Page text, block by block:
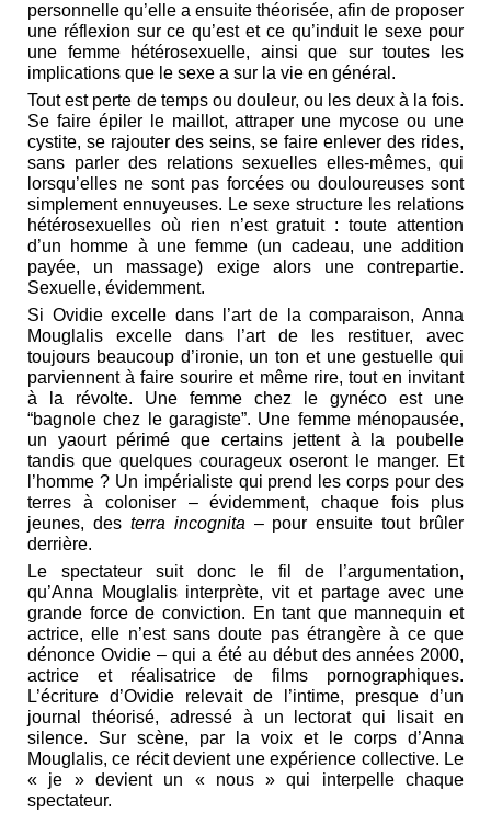
personnelle qu’elle a ensuite théorisée, afin de proposer
une réflexion sur ce qu’est et ce qu’induit le sexe pour
une femme hétérosexuelle, ainsi que sur toutes les
implications que le sexe a sur la vie en général.
Tout est perte de temps ou douleur, ou les deux à la fois.
Se faire épiler le maillot, attraper une mycose ou une
cystite, se rajouter des seins, se faire enlever des rides,
sans parler des relations sexuelles elles-mêmes, qui
lorsqu’elles ne sont pas forcées ou douloureuses sont
simplement ennuyeuses. Le sexe structure les relations
hétérosexuelles où rien n’est gratuit : toute attention
d’un homme à une femme (un cadeau, une addition
payée, un massage) exige alors une contrepartie.
Sexuelle, évidemment.
Si Ovidie excelle dans l’art de la comparaison, Anna
Mouglalis excelle dans l’art de les restituer, avec
toujours beaucoup d’ironie, un ton et une gestuelle qui
parviennent à faire sourire et même rire, tout en invitant
à la révolte. Une femme chez le gynéco est une
“bagnole chez le garagiste”. Une femme ménopausée,
un yaourt périmé que certains jettent à la poubelle
tandis que quelques courageux oseront le manger. Et
l’homme ? Un impérialiste qui prend les corps pour des
terres à coloniser – évidemment, chaque fois plus
jeunes, des terra incognita – pour ensuite tout brûler
derrière.
Le spectateur suit donc le fil de l’argumentation,
qu’Anna Mouglalis interprète, vit et partage avec une
grande force de conviction. En tant que mannequin et
actrice, elle n’est sans doute pas étrangère à ce que
dénonce Ovidie – qui a été au début des années 2000,
actrice et réalisatrice de films pornographiques.
L’écriture d’Ovidie relevait de l’intime, presque d’un
journal théorisé, adressé à un lectorat qui lisait en
silence. Sur scène, par la voix et le corps d’Anna
Mouglalis, ce récit devient une expérience collective. Le
« je » devient un « nous » qui interpelle chaque
spectateur.